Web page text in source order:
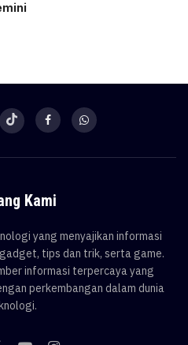
Kami
yang menyajikan informasi
tips dan trik, serta game.
informasi terpercaya yang
perkembangan dalam dunia